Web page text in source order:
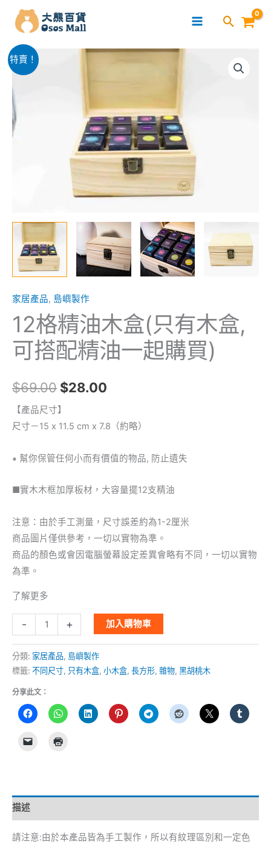
要特賣！
家居產品, 島嶼製作
12格精油木盒(只有木盒,
可搭配精油一起購買)
$69.00
格：
$69.00。
$28.00
價
格：
$28.00。
【產品尺寸】
尺寸－15 x 11.5 cm x 7.8（約略）
⁕ 幫你保管任何小而有價值的物品, 防止遺失
■實木木框加厚板材，大容量擺12支精油
注意：由於手工測量，尺寸誤差約為1-2厘米
商品圖片僅供參考，一切以實物為準。
商品的顏色或會因電腦螢幕設定差異會略有不同，一切以實物
為準。
了解更多
-
12
格
精
油
木
盒
可
配
精
一
起
購
買)
量
+ 加入購物車
分類: 家居產品, 島嶼製作
標籤: 不同尺寸, 只有木盒, 小木盒, 長方形, 雜物, 黑胡桃木
分享此文：
描述
請注意:由於本產品皆為手工製作，所以有紋理區別和一定色